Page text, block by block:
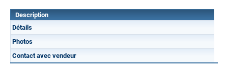
Description
Détails
Photos
Contact avec vendeur